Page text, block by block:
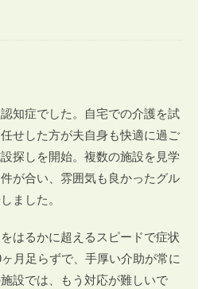
知症でした。自宅での介護を試
せした方が夫自身も快適に過ご
探しを開始。複数の施設を見学
が合い、雰囲気も良かったグル
ました。
はるかに超えるスピードで症状
月足らずで、手厚い介助が常に
施設では、もう対応が難しいで